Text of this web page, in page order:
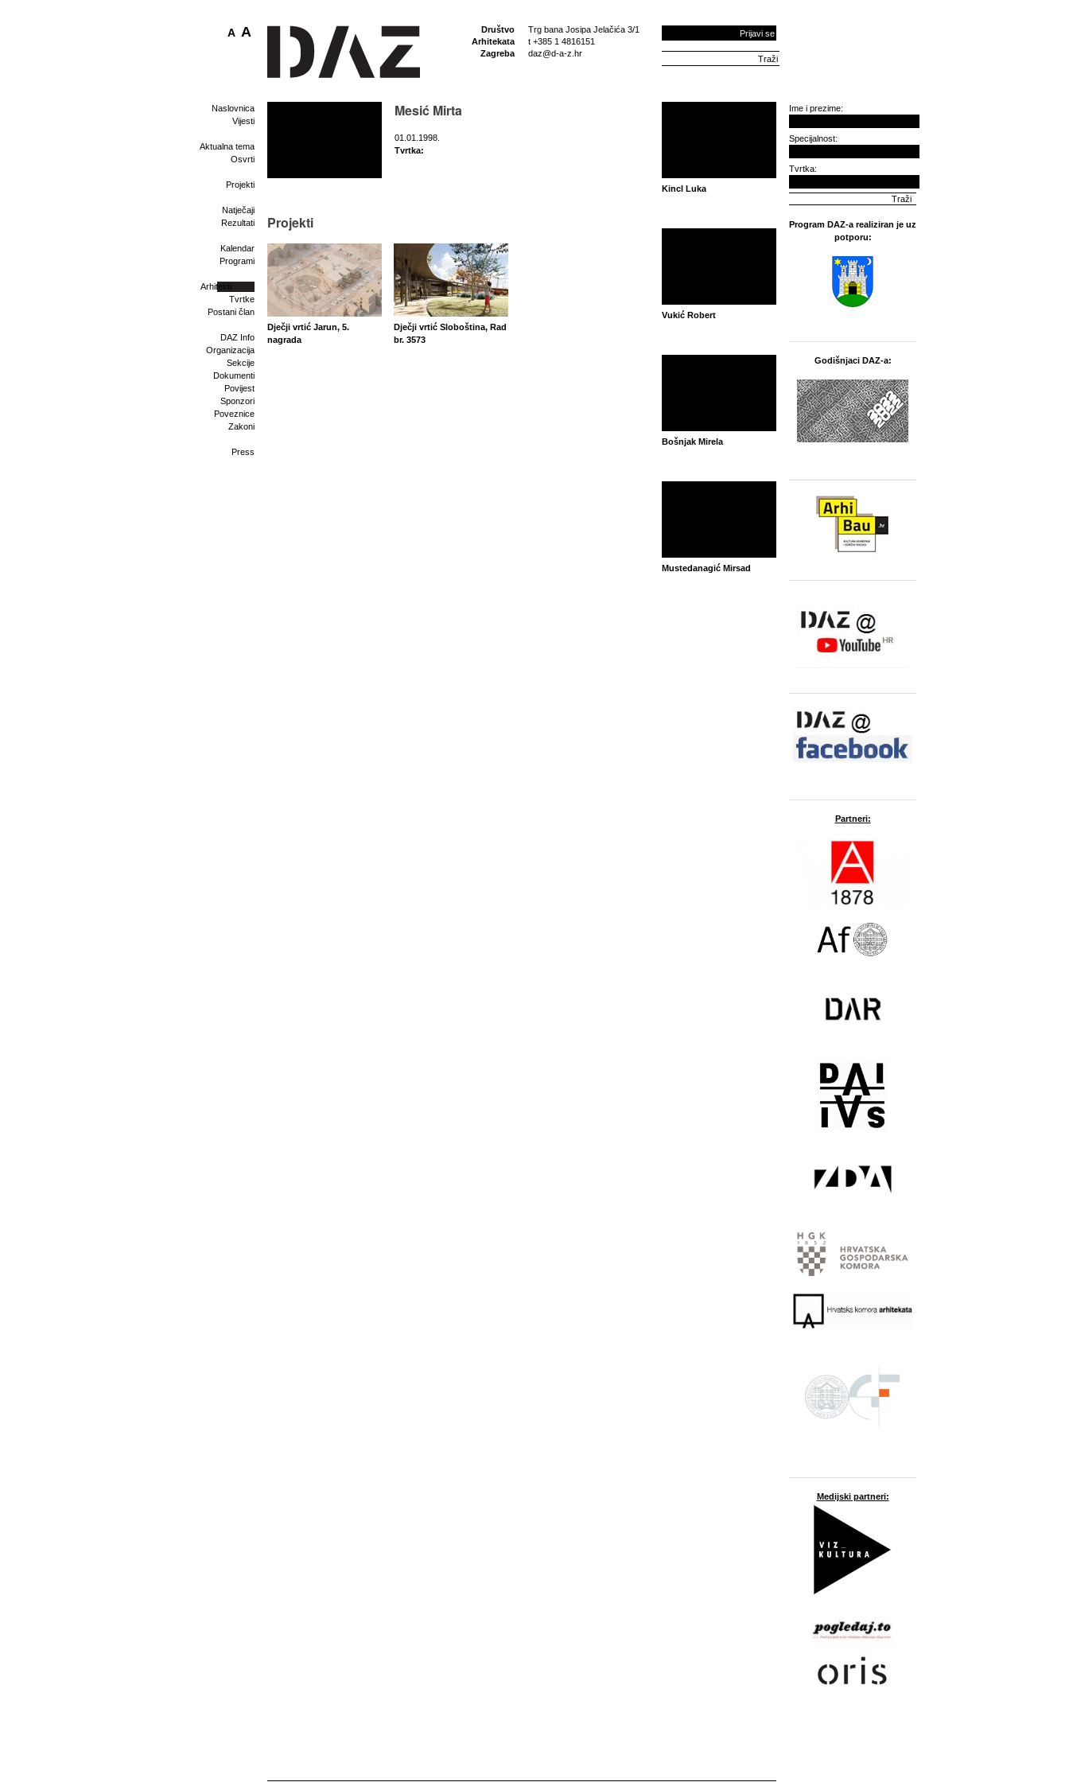
Društvo
Arhitekata
Zagreba
Trg bana Josipa Jelačića 3/1
t +385 1 4816151
daz@d-a-z.hr
Prijavi se
A A
Naslovnica
Vijesti
Aktualna tema
Osvrti
Projekti
Natječaji
Rezultati
Kalendar
Programi
Arhitekti
Tvrtke
Postani član
DAZ Info
Organizacija
Sekcije
Dokumenti
Povijest
Sponzori
Poveznice
Zakoni
Press
Mesić Mirta
01.01.1998.
Tvrtka:
Projekti
Dječji vrtić Jarun, 5.
nagrada
Dječji vrtić Sloboština, Rad
br. 3573
Kincl Luka
Vukić Robert
Bošnjak Mirela
Mustedanagić Mirsad
Ime i prezime:
Specijalnost:
Tvrtka:
Program DAZ-a realiziran je uz
potporu:
Godišnjaci DAZ-a:
Partneri:
Medijski partneri: